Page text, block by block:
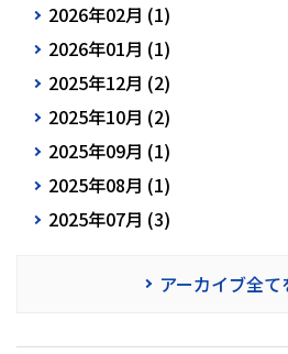
2026年02月 (1)
2026年01月 (1)
2025年12月 (2)
2025年10月 (2)
2025年09月 (1)
2025年08月 (1)
2025年07月 (3)
アーカイブ全て